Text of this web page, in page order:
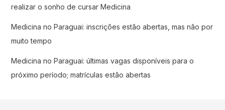
realizar o sonho de cursar Medicina
Medicina no Paraguai: inscrições estão abertas, mas não por
muito tempo
Medicina no Paraguai: últimas vagas disponíveis para o
próximo período; matrículas estão abertas